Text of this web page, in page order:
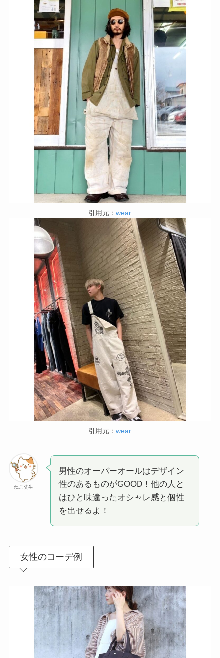
引用元：wear
引用元：wear
ねこ先生
男性のオーバーオールはデザイン
性のあるものがGOOD！他の人と
はひと味違ったオシャレ感と個性
を出せるよ！
女性のコーデ例